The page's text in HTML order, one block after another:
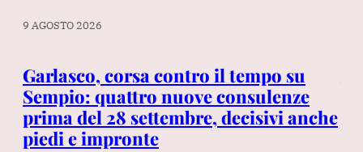
9 AGOSTO 2026
Garlasco, corsa contro il tempo su
Sempio: quattro nuove consulenze
prima del 28 settembre, decisivi anche
piedi e impronte